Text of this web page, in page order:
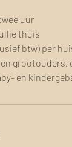
uur
thuis
btw) per